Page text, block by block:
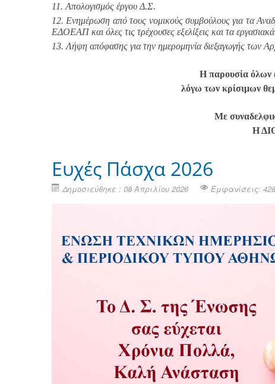
11. Απολογισμός έργου Δ.Σ.
12. Ενημέρωση από τους νομικούς συμβούλους για τα
ΕΔΟΕΑΠ και όλες τις τρέχουσες εξελίξεις και τα
13. Λήψη απόφασης για την ημερομηνία διεξαγωγής των
Η παρουσία
λόγω των κρίσιμων
Με
Η
Ευχές Πάσχα 2026
Δημοσιεύθηκε : 08 Απριλίου 2026 Εμφανίσεις: 428